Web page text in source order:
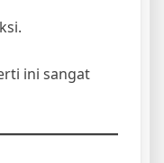
ini sangat